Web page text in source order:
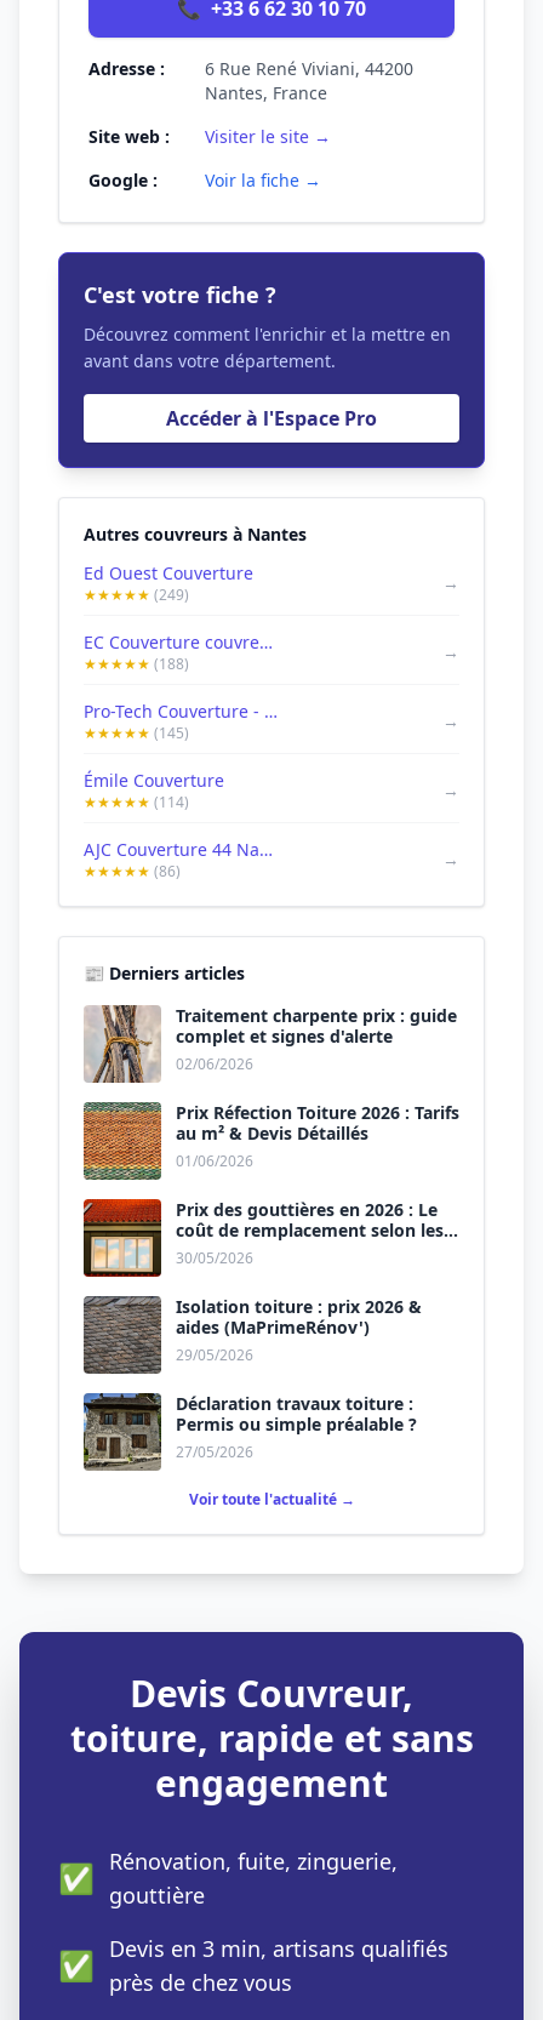
📞 +33 6 62 30 10 70
Adresse :
6 Rue René Viviani, 44200
Nantes, France
Site web :
Visiter le site →
Google :
Voir la fiche →
C'est votre fiche ?
Découvrez comment l'enrichir et la mettre en
avant dans votre département.
Accéder à l'Espace Pro
Autres couvreurs à Nantes
Ed Ouest Couverture
★★★★★ (249)
→
EC Couverture couvreur nantes
★★★★★ (188)
→
Pro-Tech Couverture - Couvreur Zingueur Nantes
★★★★★ (145)
→
Émile Couverture
★★★★★ (114)
→
AJC Couverture 44 Nantes
★★★★★ (86)
→
📰 Derniers articles
Traitement charpente prix : guide
complet et signes d'alerte
02/06/2026
Prix Réfection Toiture 2026 : Tarifs
au m² & Devis Détaillés
01/06/2026
Prix des gouttières en 2026 : Le
coût de remplacement selon les
matériaux
30/05/2026
Isolation toiture : prix 2026 &
aides (MaPrimeRénov')
29/05/2026
Déclaration travaux toiture :
Permis ou simple préalable ?
27/05/2026
Voir toute l'actualité →
Devis Couvreur,
toiture, rapide et sans
engagement
✅ Rénovation, fuite, zinguerie,
gouttière
✅ Devis en 3 min, artisans qualifiés
près de chez vous